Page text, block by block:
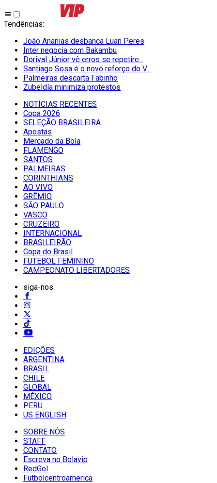
Tendências:
João Ananias desbanca Luan Peres
Inter negocia com Bakambu
Dorival Júnior vê erros se repetire...
Santiago Sosa é o novo reforço do V...
Palmeiras descarta Fabinho
Zubeldía minimiza protestos
NOTÍCIAS RECENTES
Copa 2026
SELEÇÃO BRASILEIRA
Apostas
Mercado da Bola
FLAMENGO
SANTOS
PALMEIRAS
CORINTHIANS
AO VIVO
GRÊMIO
SĀO PAULO
VASCO
CRUZEIRO
INTERNACIONAL
BRASILEIRÃO
Copa do Brasil
FUTEBOL FEMININO
CAMPEONATO LIBERTADORES
siga-nos
EDIÇÕES
ARGENTINA
BRASIL
CHILE
GLOBAL
MÉXICO
PERU
US ENGLISH
SOBRE NÓS
STAFF
CONTATO
Escreva no Bolavip
RedGol
Futbolcentroamerica